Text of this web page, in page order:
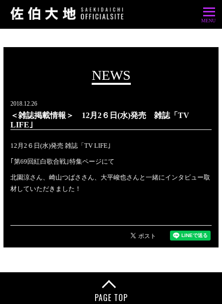
NEWS
2018.12.26
＜雑誌掲載情報＞ 12月2６日(水)発売 雑誌「TV
LIFE｣
12月2６日(水)発売 雑誌「TV LIFE｣
｢第69回紅白歌合戦｣特集ページにて
北園涼さん、崎山つばささん、大平峻也さんと一緒にインタビュー取
材していただきました！
PAGE TOP